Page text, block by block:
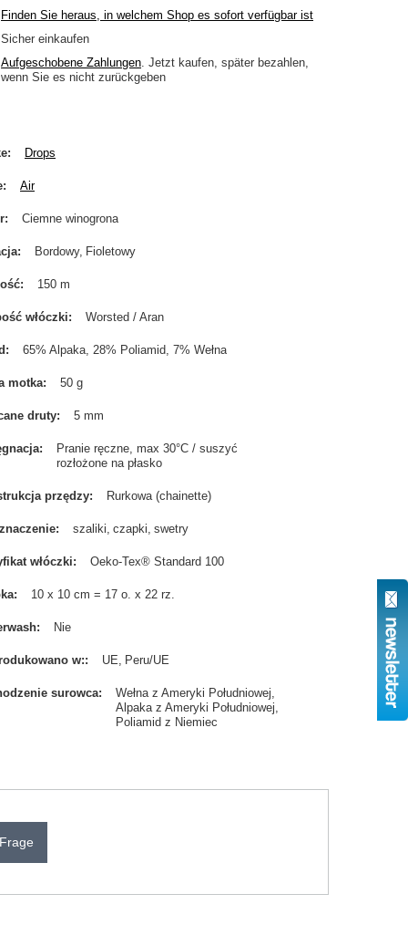
Finden Sie heraus, in welchem Shop es sofort verfügbar ist
Sicher einkaufen
Aufgeschobene Zahlungen. Jetzt kaufen, später bezahlen,
wenn Sie es nicht zurückgeben
Drops
Air
Ciemne winogrona
Bordowy Fioletowy
150 m
włóczki Worsted / Aran
65% Alpaka, 28% Poliamid, 7% Wełna
motka 50 g
druty 5 mm
Pranie ręczne, max 30°C / suszyć
rozłożone na płasko
przędzy Rurkowa (chainette)
szaliki czapki swetry
włóczki Oeko-Tex® Standard 100
10 x 10 cm = 17 o. x 22 rz.
Nie
w: UE Peru/UE
surowca
Wełna z Ameryki Południowej
Alpaka z Ameryki Południowej
Poliamid z Niemiec